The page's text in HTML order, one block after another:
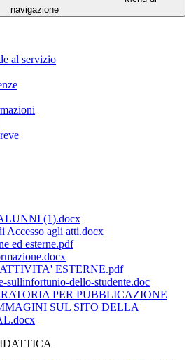
navigazione
al servizio
(1).docx
Accesso agli atti.docx
ed esterne.pdf
ESTERNE.pdf
sullinfortunio-dello-studente.doc
PER PUBBLICAZIONE
SUL SITO DELLA